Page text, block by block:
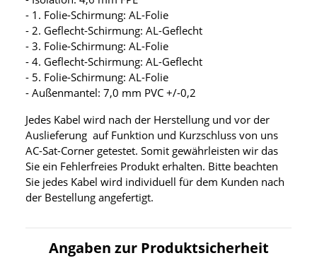
- 1. Folie-Schirmung: AL-Folie
- 2. Geflecht-Schirmung: AL-Geflecht
- 3. Folie-Schirmung: AL-Folie
- 4. Geflecht-Schirmung: AL-Geflecht
- 5. Folie-Schirmung: AL-Folie
- Außenmantel: 7,0 mm PVC +/-0,2
Jedes Kabel wird nach der Herstellung und vor der
Auslieferung auf Funktion und Kurzschluss von uns
AC-Sat-Corner getestet. Somit gewährleisten wir das
Sie ein Fehlerfreies Produkt erhalten. Bitte beachten
Sie jedes Kabel wird individuell für dem Kunden nach
der Bestellung angefertigt.
Angaben zur Produktsicherheit